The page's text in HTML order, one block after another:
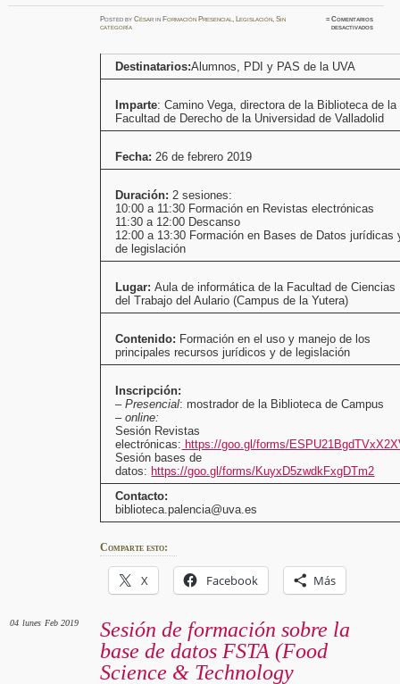
PostedbyCésar inFormación Presencial ,Legislación ,Sin
categoría
≈Comentarios
desactivadosen
de
la
UVa»
en
la
Destinatarios:Alumnos, PDI y PAS de la UVA
Imparte: Camino Vega, directora de la Biblioteca de la
Facultad de Derecho de la Universidad de Valladolid
Fecha: 26 de febrero 2019
Duración: 2 sesiones:
10:00 a 11:30 Formación en Revistas electrónicas
11:30 a 12:00 Descanso
12:00 a 13:30 Formación en Bases de Datos jurídicas
de legislación
Lugar: Aula de informática de la Facultad de Ciencias
del Trabajo del Aulario (Campus de la Yutera)
Contenido: Formación en el uso y manejo de los
principales recursos jurídicos y de legislación
Inscripción:
–Presencial: mostrador de la Biblioteca de Campus
–online:
Sesión Revistas
electrónicas: https://goo.gl/forms/
Sesión bases de
datos: https://goo.gl/forms/KuyxD5zwdkFxgDTm2
Contacto:
biblioteca.palencia@uva.es
Comparte esto:
X Facebook Más
Sesión de formación sobre la
base de datos FSTA (Food
Science & Technology
04 lunes Feb 2019